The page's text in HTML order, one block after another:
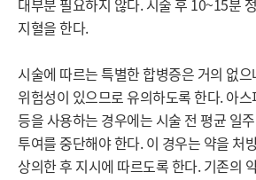
대부분 필요하지 않다. 시술 후 10~15분
지혈을 한다.
시술에 따르는 특별한 합병증은 거의 없
위험성이 있으므로 유의하도록 한다. 아
등을 사용하는 경우에는 시술 전 평균 일
투여를 중단해야 한다. 이 경우는 약을 처
상의한 후 지시에 따르도록 한다. 기존의